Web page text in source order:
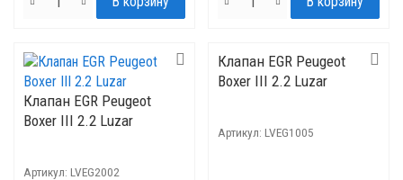
Клапан EGR Peugeot
Boxer III 2.2 Luzar
Артикул: LVEG2002
Клапан EGR Peugeot
Boxer III 2.2 Luzar
Артикул: LVEG1005